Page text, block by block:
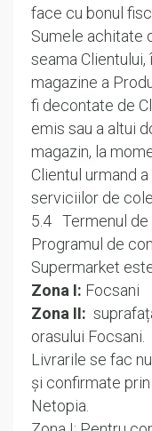
face cu bonul
Sumele achitate
seama
magazine a
fi decontate de
emis sau a altui
magazin, la
Clientul urmand
serviciilor de
5.4 Termenul de
Programul de
Supermarket
Zona I: Focsani
Zona II:
orasului Focsani.
Livrarile se fac
și confirmate
Netopia.